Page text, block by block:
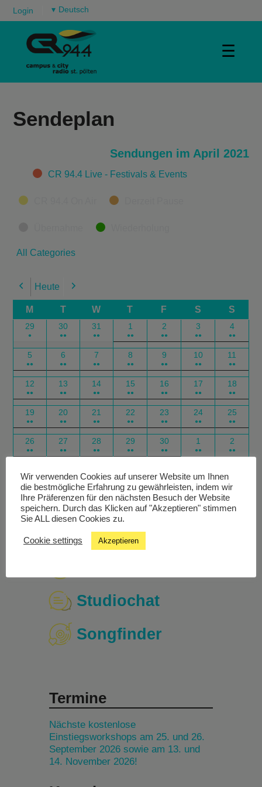
Login ▾
☰
Sendeplan
Sendungen im April 2021
CategoriesCR 94.4 Live - Festivals & Events
All Categories
Previous
Heute Next
M T W T F S S
29
●
30
●●
31
●●
1
●●
2
●●
3
●●
4
●●
5
●●
6
●●
7
●●
8
●●
9
●●
10
●●
11
●●
12
●●
13
●●
14
●●
15
●●
16
●●
17
●●
18
●●
19
●●
20
●●
21
●●
22
●●
23
●●
24
●●
25
●●
26
●●
27
●●
28
●●
29
●●
30
●●
1
●●
2
●●
Subscribe
in
Google
Subscribe
in
Outlook
Export
for
Google
Export
for
Outlook
Studiochat
Songfinder
Termine
Nächste kostenlose
Einstiegsworkshops am 25. und 26.
September 2026 sowie am 13. und
14. November 2026!
Wir verwenden Cookies auf unserer Website um Ihnen
die bestmögliche Erfahrung zu gewährleisten, indem wir
Ihre Präferenzen für den nächsten Besuch der Website
speichern. Durch das Klicken auf "Akzeptieren" stimmen
Sie ALL diesen Cookies zu.
Cookie settings Akzeptieren